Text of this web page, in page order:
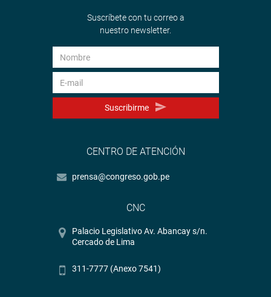
Suscríbete con tu correo a
nuestro newsletter.
Suscribirme
CENTRO DE ATENCIÓN
prensa@congreso.gob.pe
CNC
Palacio Legislativo Av. Abancay s/n.
Cercado de Lima
311-7777 (Anexo 7541)